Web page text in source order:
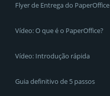
Flyer de Entrega do PaperOffice
Vídeo: O que é o PaperOffice?
Vídeo: Introdução rápida
Guia definitivo de 5 passos